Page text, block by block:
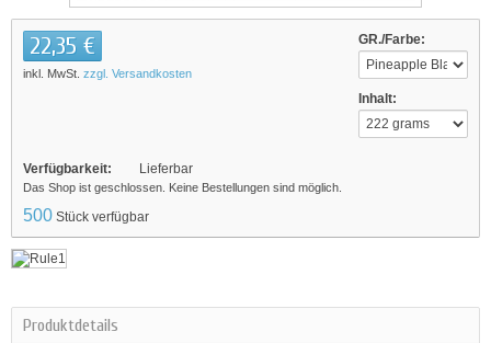
GR./Farbe:
Inhalt:
22,35 €
inkl. MwSt. zzgl. Versandkosten
Verfügbarkeit: Lieferbar
Das Shop ist geschlossen. Keine Bestellungen sind möglich.
500 Stück verfügbar
Produktdetails